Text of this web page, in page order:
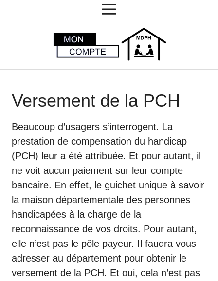
MENU
Versement de la PCH
Beaucoup d’usagers s’interrogent. La
prestation de compensation du handicap
(PCH) leur a été attribuée. Et pour autant, il
ne voit aucun paiement sur leur compte
bancaire. En effet, le guichet unique à savoir
la maison départementale des personnes
handicapées à la charge de la
reconnaissance de vos droits. Pour autant,
elle n’est pas le pôle payeur. Il faudra vous
adresser au département pour obtenir le
versement de la PCH. Et oui, cela n’est pas